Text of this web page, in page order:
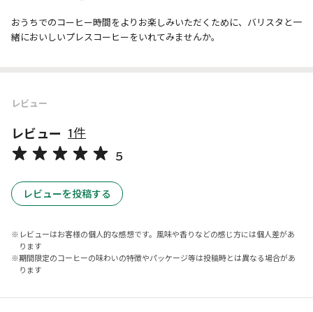
おうちでのコーヒー時間をよりお楽しみいただくために、バリスタと一
緒においしいプレスコーヒーをいれてみませんか。
レビュー
レビュー 1件
5
レビューを投稿する
レビューはお客様の個人的な感想です。風味や香りなどの感じ方には個人差があ
ります
期間限定のコーヒーの味わいの特徴やパッケージ等は投稿時とは異なる場合があ
ります